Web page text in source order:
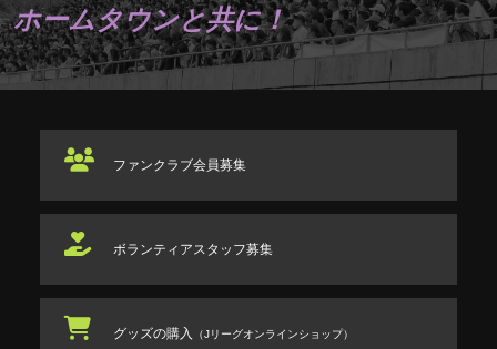
ホームタウンと共に！
ファンクラブ会員募集
ボランティアスタッフ募集
グッズの購入 （Jリーグオンラインショップ）